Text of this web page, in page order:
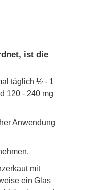
ist die
täglich ½ - 1
120 - 240 mg
Anwendung
mit
ein Glas